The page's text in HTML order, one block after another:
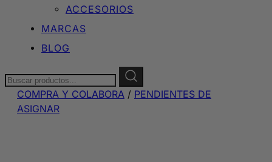
ACCESORIOS
MARCAS
BLOG
Buscar:
COMPRA Y COLABORA / PENDIENTES DE
ASIGNAR